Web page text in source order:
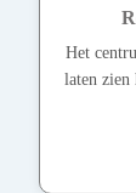
Het
laten zien